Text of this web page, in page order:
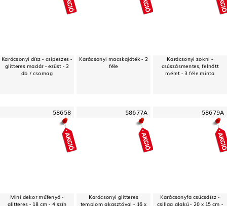
Karácsonyi dísz - csipeszes -
glitteres madár - ezüst - 2
db / csomag
Karácsonyi macskajáték - 2
féle
Karácsonyi zokni -
csúszásmentes, felnőtt
méret - 3 féle minta
58658
Mini dekor műfenyő -
glitteres - 18 cm - 4 szín
58677A
Karácsonyi glitteres
templom akasztóval - 16 x
58679A
Karácsonyfa csúcsdísz -
csillag alakú - 20 x 15 cm -